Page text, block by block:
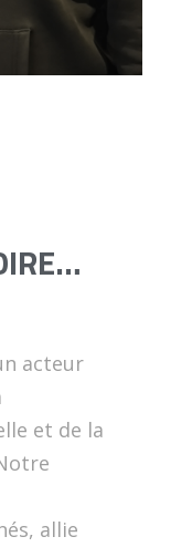
acteur
et de la
allie